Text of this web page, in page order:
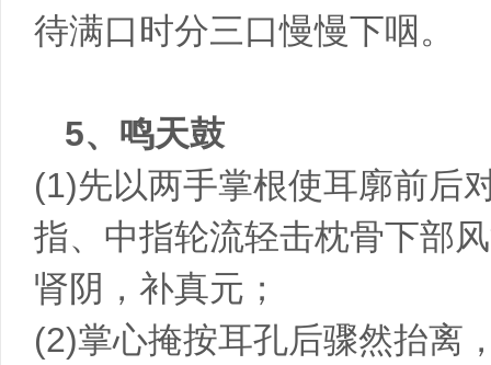
待满口时分三口慢慢下咽。
5、鸣天鼓
(1)先以两手掌根使耳廓前后
指、中指轮流轻击枕骨下部
肾阴，补真元；
(2)掌心掩按耳孔后骤然抬离